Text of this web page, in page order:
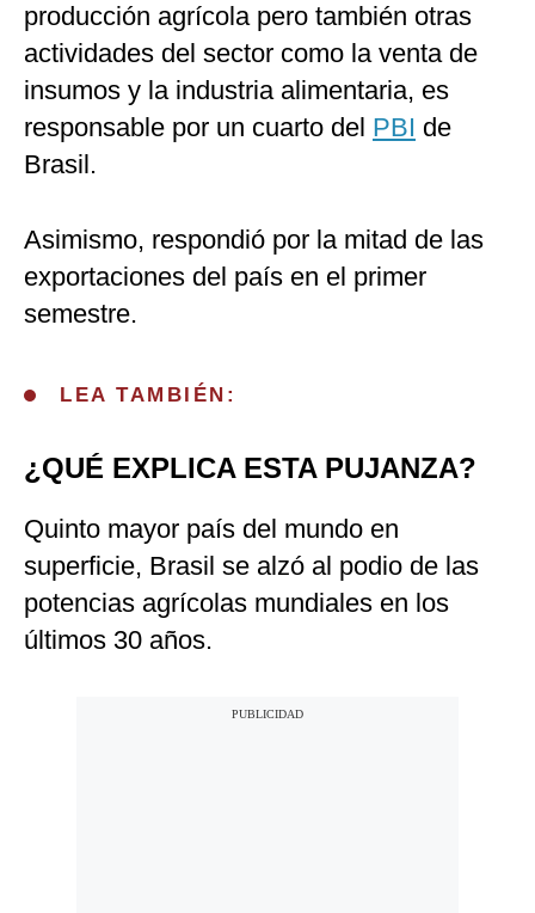
producción agrícola pero también otras
actividades del sector como la venta de
insumos y la industria alimentaria, es
responsable por un cuarto del PBI de
Brasil.
Asimismo, respondió por la mitad de las
exportaciones del país en el primer
semestre.
LEA TAMBIÉN:
¿QUÉ EXPLICA ESTA PUJANZA?
Quinto mayor país del mundo en
superficie, Brasil se alzó al podio de las
potencias agrícolas mundiales en los
últimos 30 años.